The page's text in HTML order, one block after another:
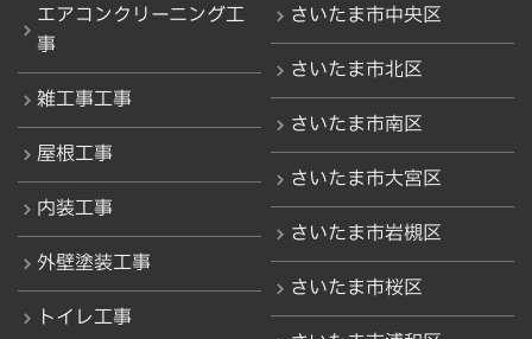
エアコンクリーニング工
事
雑工事工事
屋根工事
内装工事
外壁塗装工事
トイレ工事
さいたま市中央区
さいたま市北区
さいたま市南区
さいたま市大宮区
さいたま市岩槻区
さいたま市桜区